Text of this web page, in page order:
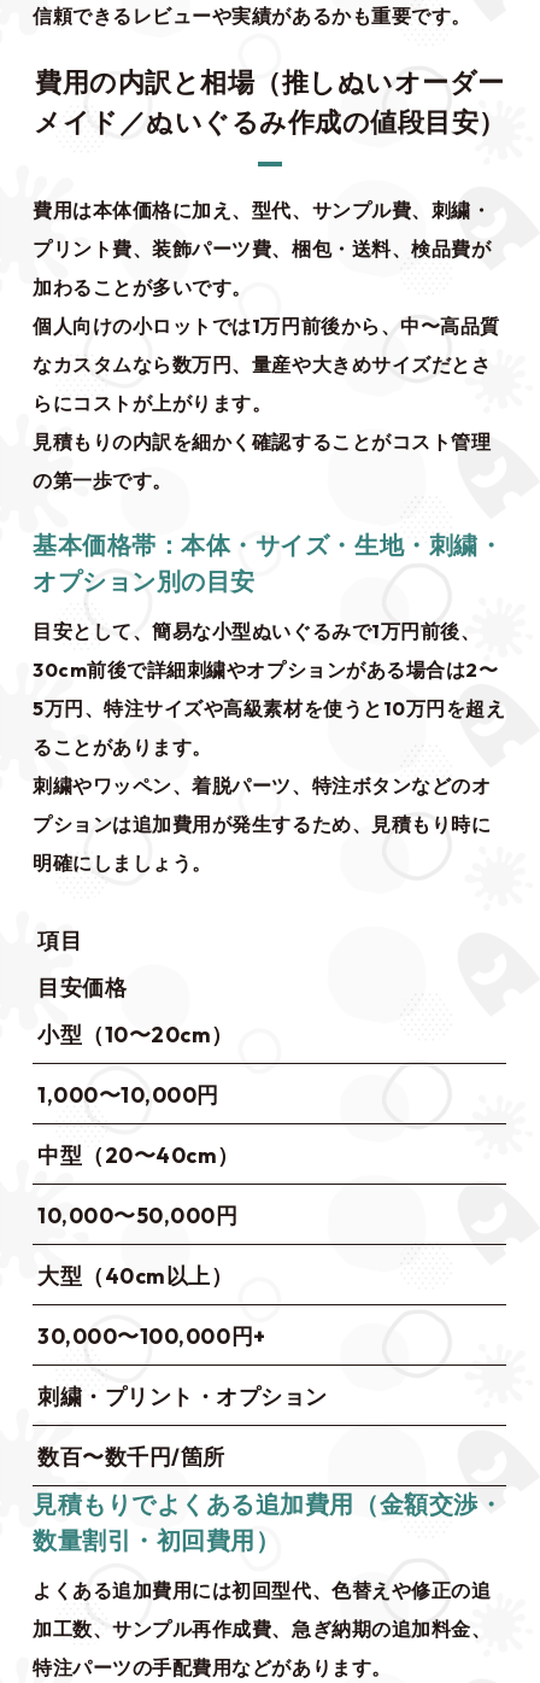
信頼できるレビューや実績があるかも重要です。
費用の内訳と相場（推しぬいオーダー
メイド／ぬいぐるみ作成の値段目安）
費用は本体価格に加え、型代、サンプル費、刺繍・
プリント費、装飾パーツ費、梱包・送料、検品費が
加わることが多いです。
個人向けの小ロットでは1万円前後から、中〜高品質
なカスタムなら数万円、量産や大きめサイズだとさ
らにコストが上がります。
見積もりの内訳を細かく確認することがコスト管理
の第一歩です。
基本価格帯：本体・サイズ・生地・刺繍・
オプション別の目安
目安として、簡易な小型ぬいぐるみで1万円前後、
30cm前後で詳細刺繍やオプションがある場合は2〜
5万円、特注サイズや高級素材を使うと10万円を超え
ることがあります。
刺繍やワッペン、着脱パーツ、特注ボタンなどのオ
プションは追加費用が発生するため、見積もり時に
明確にしましょう。
項目
目安価格
小型（10〜20cm）
1,000〜10,000円
中型（20〜40cm）
10,000〜50,000円
大型（40cm以上）
30,000〜100,000円+
刺繍・プリント・オプション
数百〜数千円/箇所
見積もりでよくある追加費用（金額交渉・
数量割引・初回費用）
よくある追加費用には初回型代、色替えや修正の追
加工数、サンプル再作成費、急ぎ納期の追加料金、
特注パーツの手配費用などがあります。